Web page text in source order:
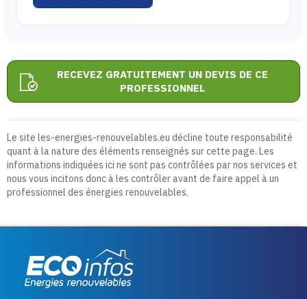
RECEVEZ GRATUITEMENT UN DEVIS DE CE
PROFESSIONNEL
Le site les-energies-renouvelables.eu décline toute responsabilité
quant à la nature des éléments renseignés sur cette page. Les
informations indiquées ici ne sont pas contrôlées par nos services et
nous vous incitons donc à les contrôler avant de faire appel à un
professionnel des énergies renouvelables.